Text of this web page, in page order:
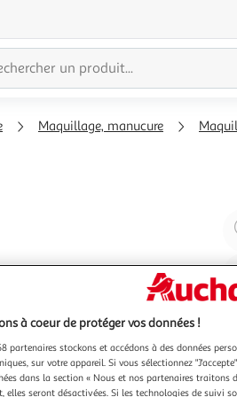
Maquillage, manucure
à coeur de protéger vos données !
partenaires stockons et accédons à des données
sur votre appareil. Si vous sélectionnez
dans la section « Nous et nos partenaires traitons
elles seront désactivées. Si les technologies de suivi